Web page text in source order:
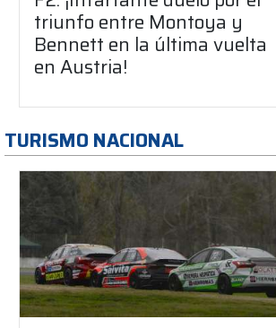
triunfo entre Montoya y
Bennett en la última vuelta
en Austria!
TURISMO NACIONAL